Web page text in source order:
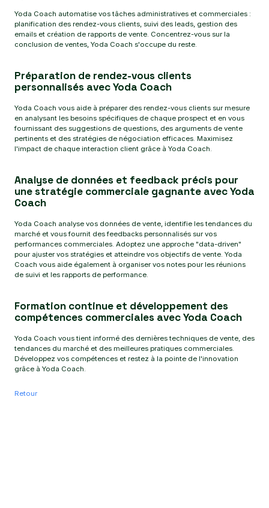
Yoda Coach automatise vos tâches administratives et commerciales :
planification des rendez-vous clients, suivi des leads, gestion des
emails et création de rapports de vente. Concentrez-vous sur la
conclusion de ventes, Yoda Coach s'occupe du reste.
Préparation de rendez-vous clients
personnalisés avec Yoda Coach
Yoda Coach vous aide à préparer des rendez-vous clients sur mesure
en analysant les besoins spécifiques de chaque prospect et en vous
fournissant des suggestions de questions, des arguments de vente
pertinents et des stratégies de négociation efficaces. Maximisez
l'impact de chaque interaction client grâce à Yoda Coach.
Analyse de données et feedback précis pour
une stratégie commerciale gagnante avec Yoda
Coach
Yoda Coach analyse vos données de vente, identifie les tendances du
marché et vous fournit des feedbacks personnalisés sur vos
performances commerciales. Adoptez une approche "data-driven"
pour ajuster vos stratégies et atteindre vos objectifs de vente. Yoda
Coach vous aide également à organiser vos notes pour les réunions
de suivi et les rapports de performance.
Formation continue et développement des
compétences commerciales avec Yoda Coach
Yoda Coach vous tient informé des dernières techniques de vente, des
tendances du marché et des meilleures pratiques commerciales.
Développez vos compétences et restez à la pointe de l'innovation
grâce à Yoda Coach.
Retour